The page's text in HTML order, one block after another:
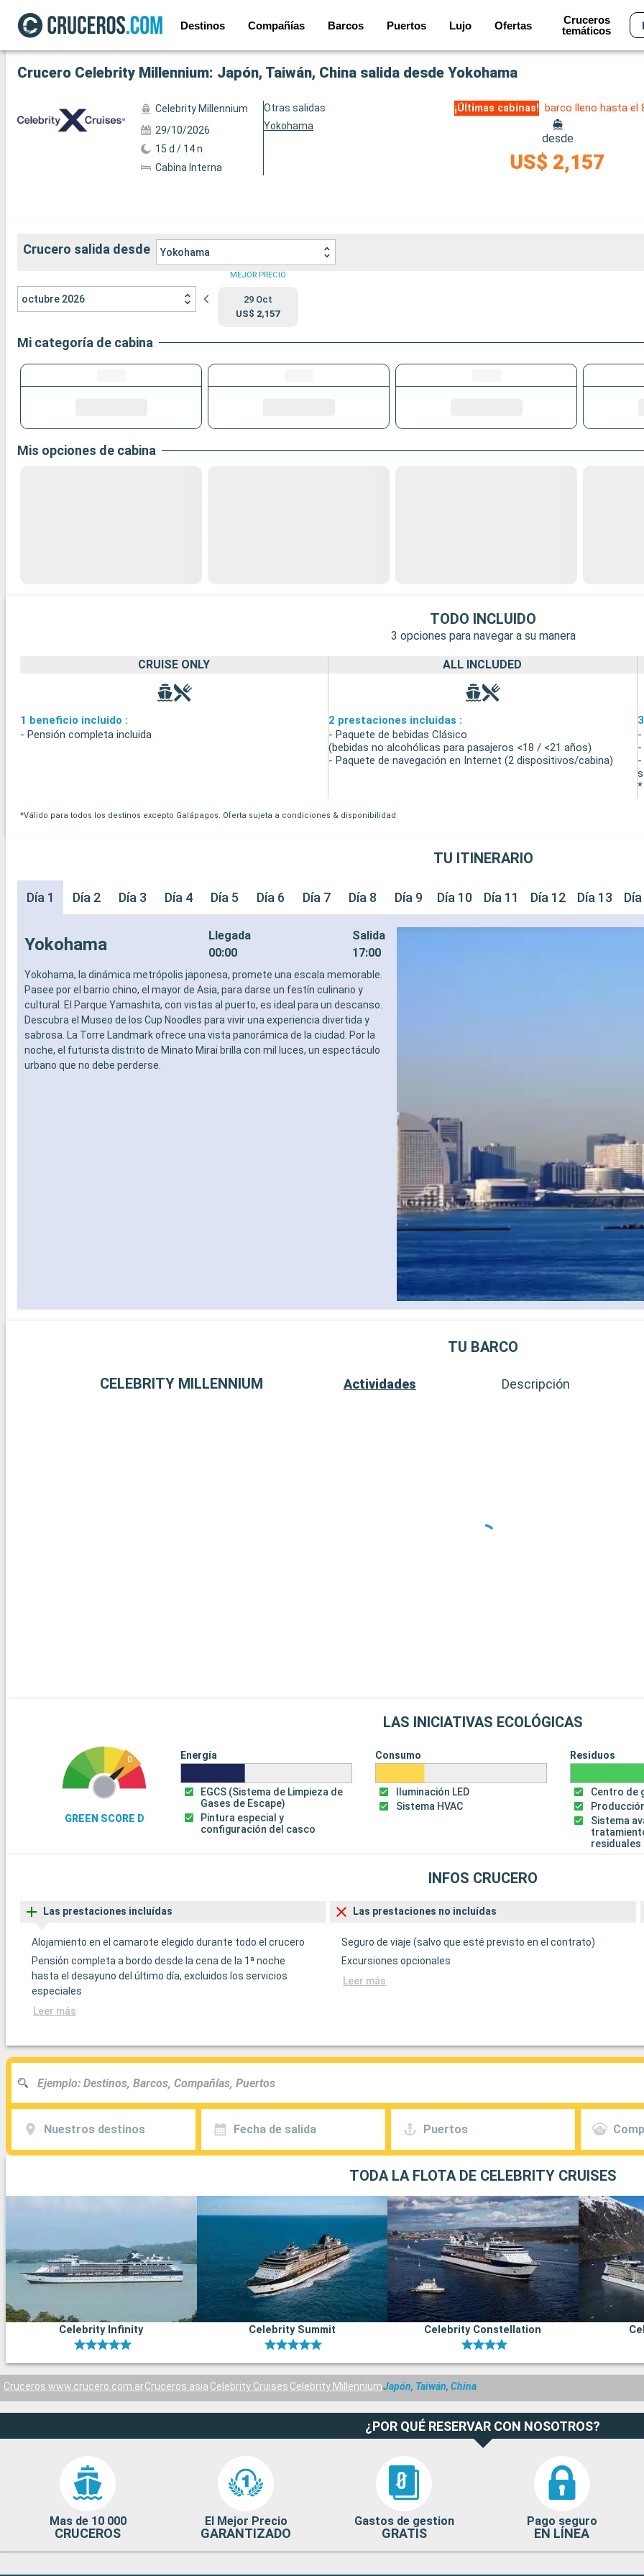
Destinos Compañías Barcos Puertos Lujo Ofertas
Cruceros
temáticos
Ver las 62 fotos siguientes
Crucero Celebrity Millennium: Japón, Taiwán, China salida desde Yokohama
Celebrity Millennium
29/10/2026
15 d / 14 n
Cabina Interna
Otras salidas
Yokohama
¡Últimas cabinas! barco lleno hasta el
desde
US$ 2,157
Crucero salida desde Yokohama
octubre 2026
MEJOR PRECIO
29 Oct
US$ 2,157
Mi categoría de cabina
Mis opciones de cabina
TODO INCLUIDO
3 opciones para navegar a su manera
CRUISE ONLY
1 beneficio incluido :
- Pensión completa incluida
ALL INCLUDED
2 prestaciones incluidas :
- Paquete de bebidas Clásico
(bebidas no alcohólicas para pasajeros <18 / <21 años)
- Paquete de navegación en Internet (2 dispositivos/cabina)
-
-
-
*
*Válido para todos los destinos excepto Galápagos. Oferta sujeta a condiciones & disponibilidad
TU ITINERARIO
Día 1 Día 2 Día 3 Día 4 Día 5 Día 6 Día 7 Día 8 Día 9 Día 10 Día 11 Día 12 Día 13
Yokohama
Llegada
00:00
Salida
17:00
Yokohama, la dinámica metrópolis japonesa, promete una escala memorable.
Pasee por el barrio chino, el mayor de Asia, para darse un festín culinario y
cultural. El Parque Yamashita, con vistas al puerto, es ideal para un descanso.
Descubra el Museo de los Cup Noodles para vivir una experiencia divertida y
sabrosa. La Torre Landmark ofrece una vista panorámica de la ciudad. Por la
noche, el futurista distrito de Minato Mirai brilla con mil luces, un espectáculo
urbano que no debe perderse.
TU BARCO
CELEBRITY MILLENNIUM Actividades Descripción
LAS INICIATIVAS ECOLÓGICAS
GREEN SCORE D
Energía
EGCS (Sistema de Limpieza de
Gases de Escape)
Pintura especial y
configuración del casco
Consumo
Iluminación LED
Sistema HVAC
Residuos
Centro de
Sistema
residuales
INFOS CRUCERO
Las prestaciones incluídas
Alojamiento en el camarote elegido durante todo el crucero
Pensión completa a bordo desde la cena de la 1ª noche
hasta el desayuno del último día, excluidos los servicios
especiales
Leer más
Las prestaciones no incluídas
Seguro de viaje (salvo que esté previsto en el contrato)
Excursiones opcionales
Leer más
Nuestros destinos Fecha de salida Puertos
TODA LA FLOTA DE CELEBRITY CRUISES
Celebrity Infinity Celebrity Summit Celebrity Constellation
Cruceros www.crucero.com.arCruceros asia Celebrity Cruises Celebrity MillenniumJapón, Taiwán, China
¿POR QUÉ RESERVAR CON NOSOTROS?
Mas de 10 000
CRUCEROS
El Mejor Precio
GARANTIZADO
Gastos de gestion
GRATIS
Pago seguro
EN LÍNEA